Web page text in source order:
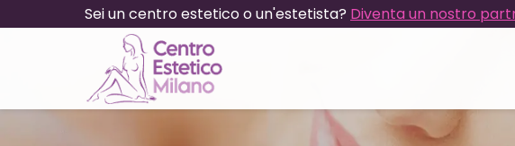
Sei un centro estetico o un'estetista? Diventa un nostro